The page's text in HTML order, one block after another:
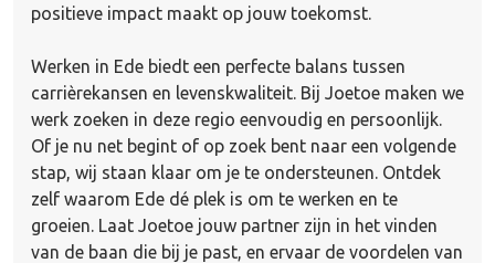
positieve impact maakt op jouw toekomst.
Werken in Ede biedt een perfecte balans tussen
carrièrekansen en levenskwaliteit. Bij Joetoe maken we
werk zoeken in deze regio eenvoudig en persoonlijk.
Of je nu net begint of op zoek bent naar een volgende
stap, wij staan klaar om je te ondersteunen. Ontdek
zelf waarom Ede dé plek is om te werken en te
groeien. Laat Joetoe jouw partner zijn in het vinden
van de baan die bij je past, en ervaar de voordelen van